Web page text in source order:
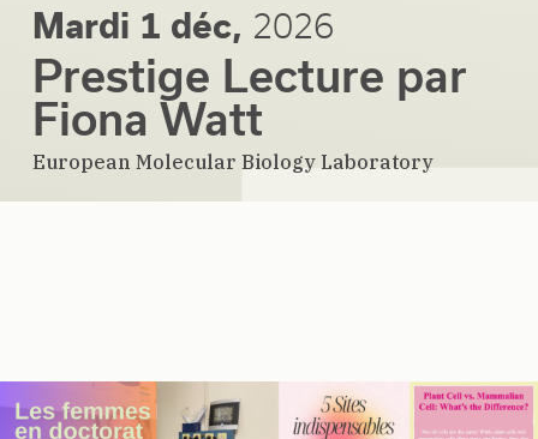
Mardi 1 déc, 2026
Prestige Lecture par
Fiona Watt
European Molecular Biology Laboratory